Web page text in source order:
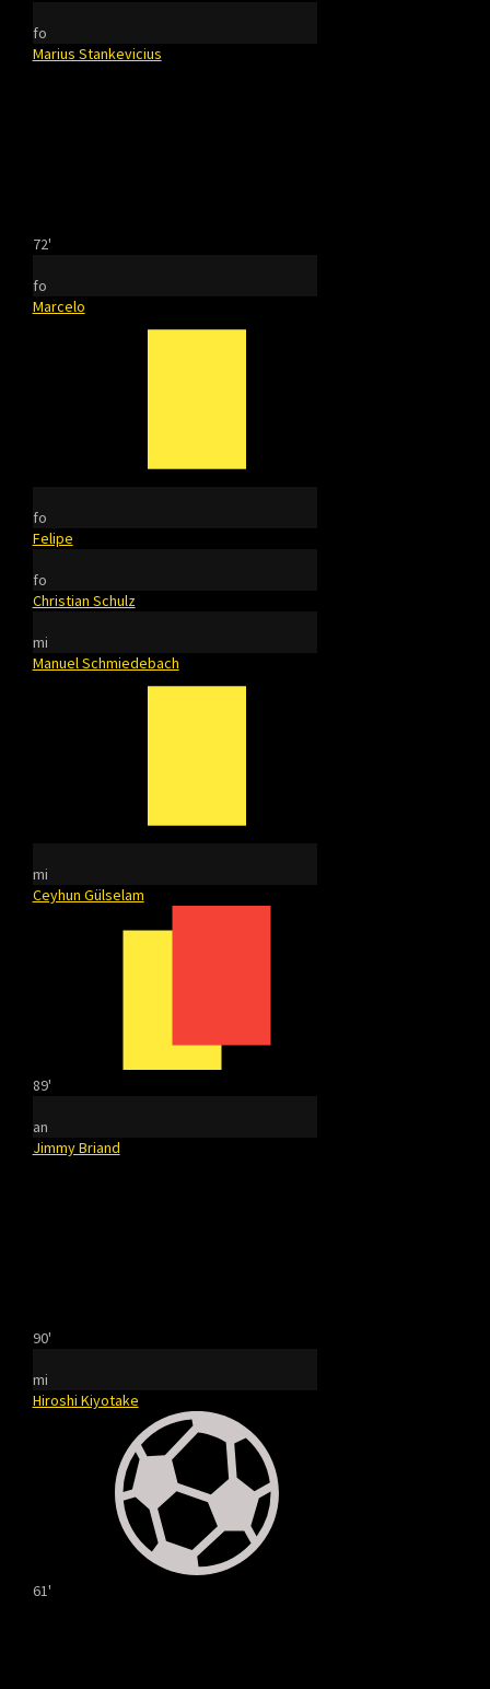
fo
Marius Stankevicius
72'
fo
Marcelo
fo
Felipe
fo
Christian Schulz
mi
Manuel Schmiedebach
mi
Ceyhun Gülselam
89'
an
Jimmy Briand
90'
mi
Hiroshi Kiyotake
61'